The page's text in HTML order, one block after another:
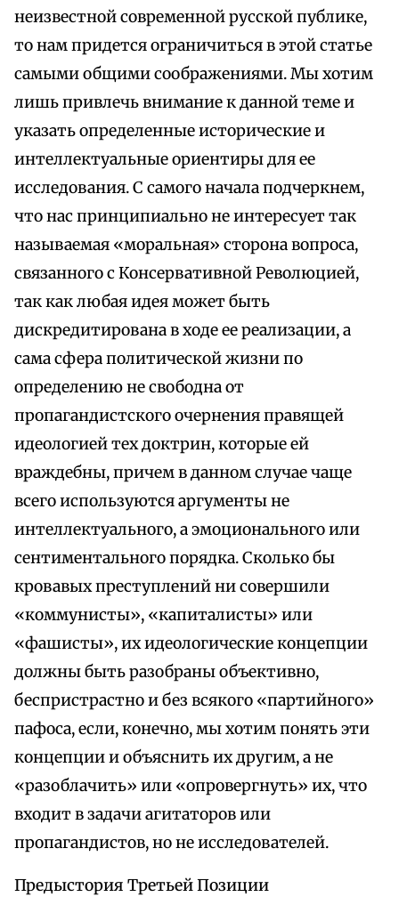
неизвестной современной русской публике,
то нам придется ограничиться в этой статье
самыми общими соображениями. Мы хотим
лишь привлечь внимание к данной теме и
указать определенные исторические и
интеллектуальные ориентиры для ее
исследования. С самого начала подчеркнем,
что нас принципиально не интересует так
называемая «моральная» сторона вопроса,
связанного с Консервативной Революцией,
так как любая идея может быть
дискредитирована в ходе ее реализации, а
сама сфера политической жизни по
определению не свободна от
пропагандистского очернения правящей
идеологией тех доктрин, которые ей
враждебны, причем в данном случае чаще
всего используются аргументы не
интеллектуального, а эмоционального или
сентиментального порядка. Сколько бы
кровавых преступлений ни совершили
«коммунисты», «капиталисты» или
«фашисты», их идеологические концепции
должны быть разобраны объективно,
беспристрастно и без всякого «партийного»
пафоса, если, конечно, мы хотим понять эти
концепции и объяснить их другим, а не
«разоблачить» или «опровергнуть» их, что
входит в задачи агитаторов или
пропагандистов, но не исследователей.
Предыстория Третьей Позиции